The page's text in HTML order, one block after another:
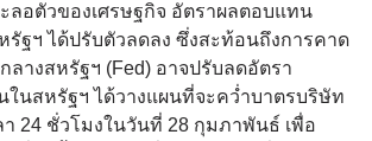
ลอตัวของเศรษฐกิจ อัตราผลตอบแทน
ฐฯ ได้ปรับตัวลดลง ซึ่งสะท้อนถึงการคาด
างสหรัฐฯ (Fed) อาจปรับลดอัตรา
ในสหรัฐฯ ได้วางแผนที่จะคว่ำบาตรบริษัท
24 ชั่วโมงในวันที่ 28 กุมภาพันธ์ เพื่อ